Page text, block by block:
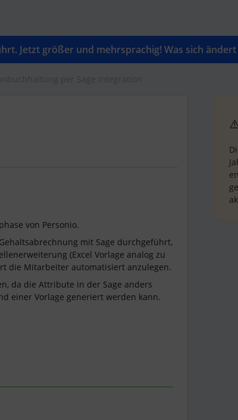
Jetzt größer und mehrsprachig! Was sich ändert
von Personio.
mit Sage durchgeführt,
(Excel Vorlage analog zu
die Mitarbeiter automatisiert anzulegen.
da die Attribute in der Sage anders
einer Vorlage generiert werden kann.